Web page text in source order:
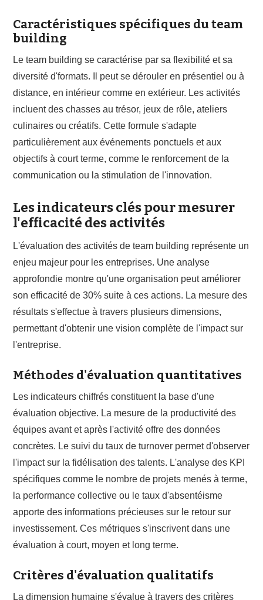
Caractéristiques spécifiques du team
building
Le team building se caractérise par sa flexibilité et sa
diversité d'formats. Il peut se dérouler en présentiel ou à
distance, en intérieur comme en extérieur. Les activités
incluent des chasses au trésor, jeux de rôle, ateliers
culinaires ou créatifs. Cette formule s'adapte
particulièrement aux événements ponctuels et aux
objectifs à court terme, comme le renforcement de la
communication ou la stimulation de l'innovation.
Les indicateurs clés pour mesurer
l'efficacité des activités
L'évaluation des activités de team building représente un
enjeu majeur pour les entreprises. Une analyse
approfondie montre qu'une organisation peut améliorer
son efficacité de 30% suite à ces actions. La mesure des
résultats s'effectue à travers plusieurs dimensions,
permettant d'obtenir une vision complète de l'impact sur
l'entreprise.
Méthodes d'évaluation quantitatives
Les indicateurs chiffrés constituent la base d'une
évaluation objective. La mesure de la productivité des
équipes avant et après l'activité offre des données
concrètes. Le suivi du taux de turnover permet d'observer
l'impact sur la fidélisation des talents. L'analyse des KPI
spécifiques comme le nombre de projets menés à terme,
la performance collective ou le taux d'absentéisme
apporte des informations précieuses sur le retour sur
investissement. Ces métriques s'inscrivent dans une
évaluation à court, moyen et long terme.
Critères d'évaluation qualitatifs
La dimension humaine s'évalue à travers des critères